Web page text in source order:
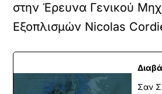
στην Έρευνα Γενικού
Εξοπλισμών Nicolas
Σαν